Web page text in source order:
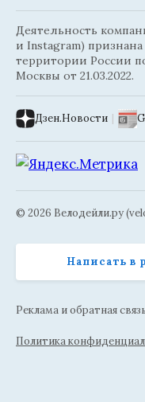
Деятельность
и Instagram)
территории России
Москвы от 21.03.2022.
Дзен.Новости |
© 2026 Велодейли.ру
Написать в
Реклама и обратная
Политика